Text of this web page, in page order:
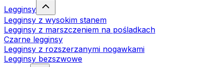
Legginsy
Legginsy z wysokim stanem
Legginsy z marszczeniem na pośladkach
Czarne legginsy
Legginsy z rozszerzanymi nogawkami
Legginsy bezszwowe